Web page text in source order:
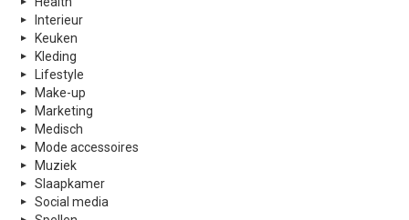
Interieur
Keuken
Kleding
Lifestyle
Make-up
Marketing
Medisch
Mode accessoires
Muziek
Slaapkamer
Social media